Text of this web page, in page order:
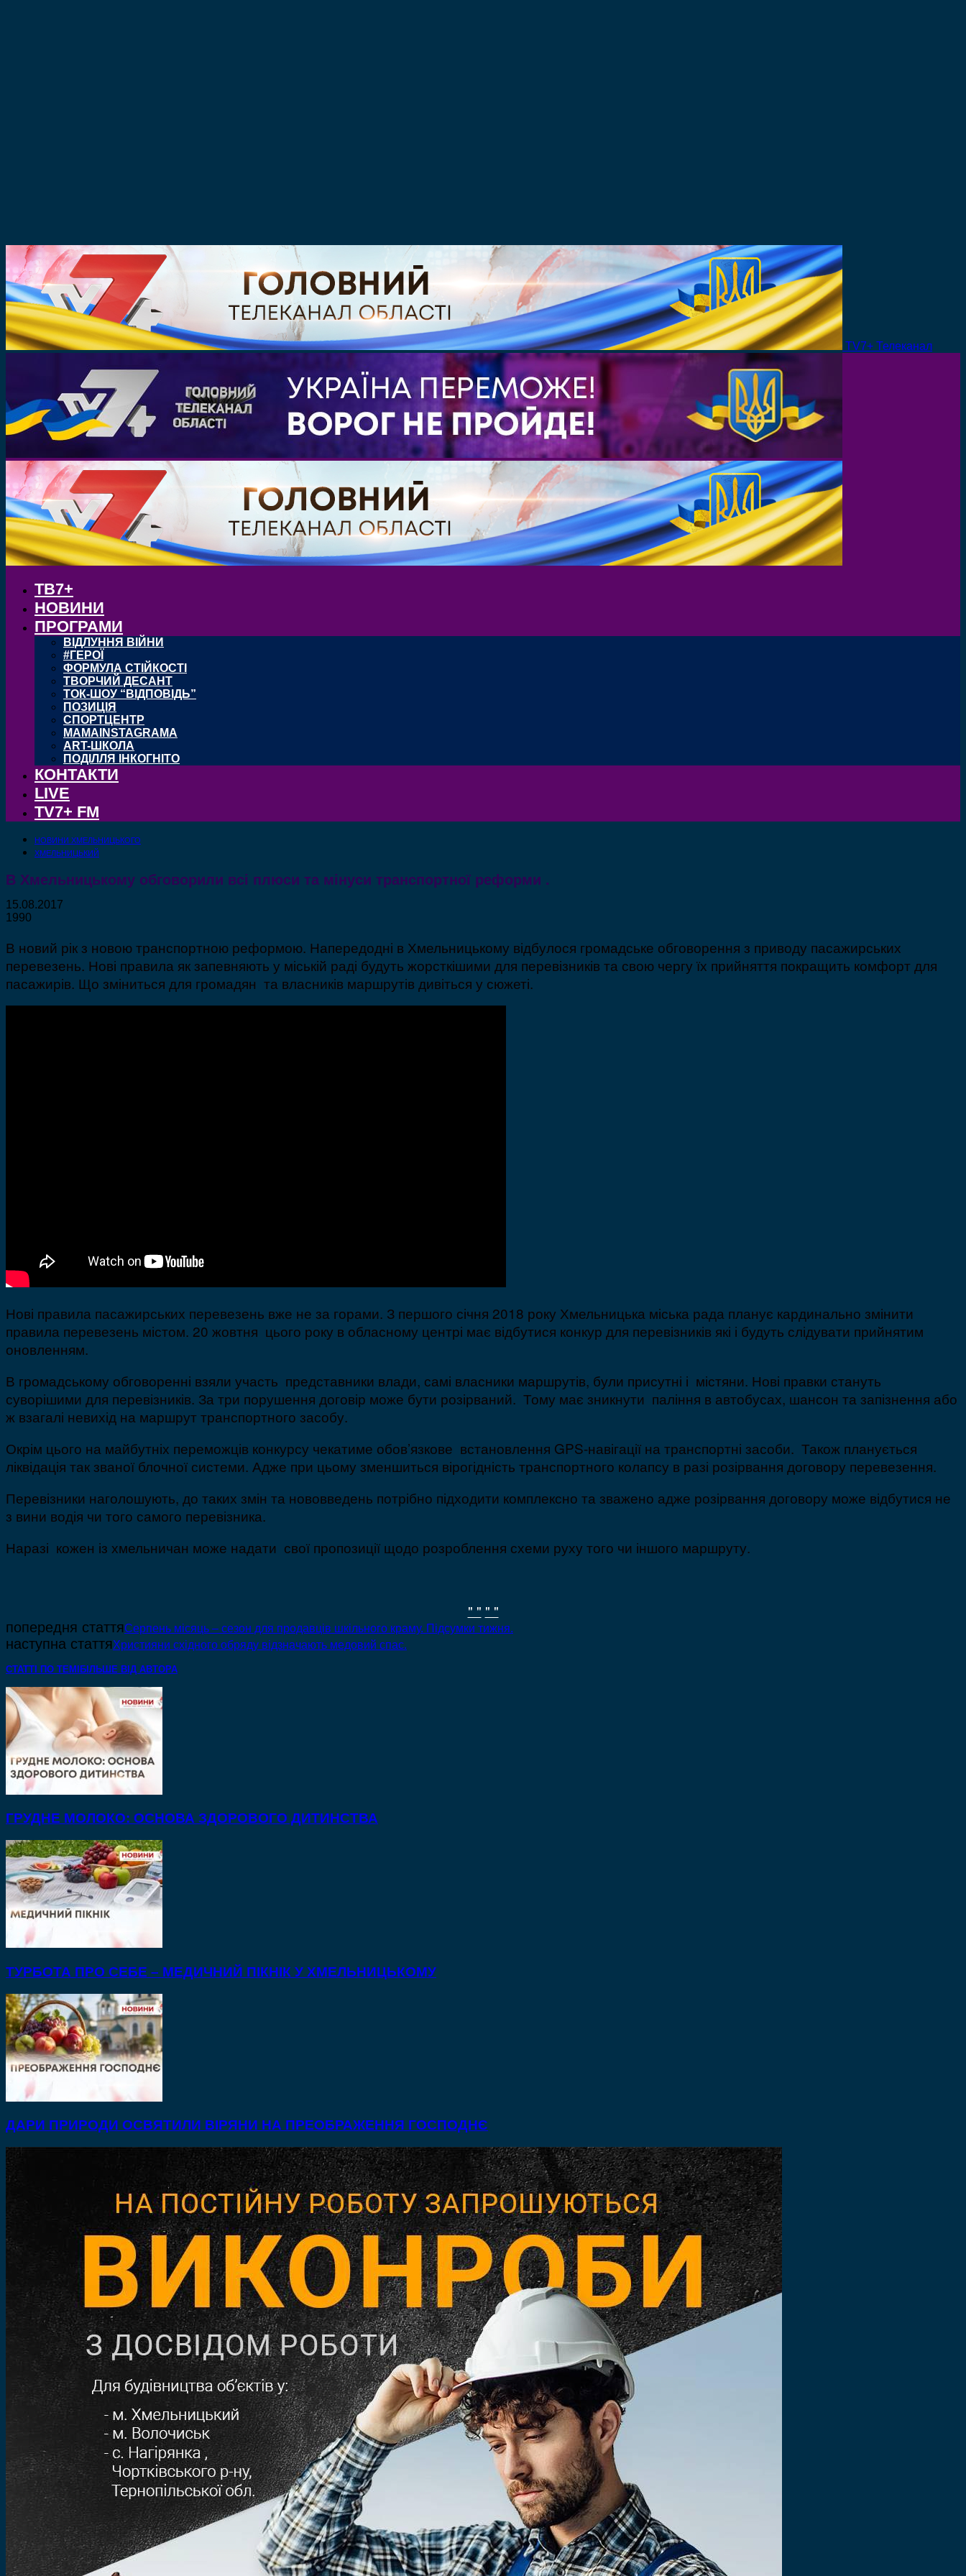
TV7+ Телеканал
ТВ7+
НОВИНИ
ПРОГРАМИ
ВІДЛУННЯ ВІЙНИ
#ГЕРОЇ
ФОРМУЛА СТІЙКОСТІ
ТВОРЧИЙ ДЕСАНТ
ТОК-ШОУ “ВІДПОВІДЬ”
ПОЗИЦІЯ
СПОРТЦЕНТР
MAMAINSTAGRAMA
ART-ШКОЛА
ПОДІЛЛЯ ІНКОГНІТО
КОНТАКТИ
LIVE
TV7+ FM
НОВИНИ ХМЕЛЬНИЦЬКОГО
ХМЕЛЬНИЦЬКИЙ
В Хмельницькому обговорили всі плюси та мінуси транспортної реформи .
15.08.2017
1990
В новий рік з новою транспортною реформою. Напередодні в Хмельницькому відбулося громадське обговорення з приводу пасажирських
перевезень. Нові правила як запевняють у міській раді будуть жорсткішими для перевізників та свою чергу їх прийняття покращить комфорт для
пасажирів. Що зміниться для громадян та власників маршрутів дивіться у сюжеті.
Нові правила пасажирських перевезень вже не за горами. З першого січня 2018 року Хмельницька міська рада планує кардинально змінити
правила перевезень містом. 20 жовтня цього року в обласному центрі має відбутися конкур для перевізників які і будуть слідувати прийнятим
оновленням.
В громадському обговоренні взяли участь представники влади, самі власники маршрутів, були присутні і містяни. Нові правки стануть
суворішими для перевізників. За три порушення договір може бути розірваний. Тому має зникнути паління в автобусах, шансон та запізнення або
ж взагалі невихід на маршрут транспортного засобу.
Окрім цього на майбутніх переможців конкурсу чекатиме обов’язкове встановлення GPS-навігації на транспортні засоби. Також планується
ліквідація так званої блочної системи. Адже при цьому зменшиться вірогідність транспортного колапсу в разі розірвання договору перевезення.
Перевізники наголошують, до таких змін та нововведень потрібно підходити комплексно та зважено адже розірвання договору може відбутися не
з вини водія чи того самого перевізника.
Наразі кожен із хмельничан може надати свої пропозиції щодо розроблення схеми руху того чи іншого маршруту.
" " " "
попередня статтяСерпень місяць – сезон для продавців шкільного краму. Підсумки тижня.
наступна статтяХристияни східного обряду відзначають медовий спас.
СТАТТІ ПО ТЕМІ БІЛЬШЕ ВІД АВТОРА
ГРУДНЕ МОЛОКО: ОСНОВА ЗДОРОВОГО ДИТИНСТВА
ТУРБОТА ПРО СЕБЕ – МЕДИЧНИЙ ПІКНІК У ХМЕЛЬНИЦЬКОМУ
ДАРИ ПРИРОДИ ОСВЯТИЛИ ВІРЯНИ НА ПРЕОБРАЖЕННЯ ГОСПОДНЄ